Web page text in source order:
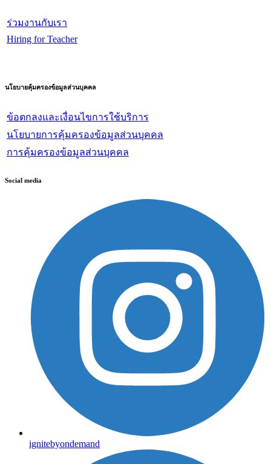
ร่วมงานกับเรา
Hiring for Teacher
นโยบายคุ้มครองข้อมูลส่วนบุคคล
ข้อตกลงและเงื่อนไขการใช้บริการ
นโยบายการคุ้มครองข้อมูลส่วนบุคคล
การคุ้มครองข้อมูลส่วนบุคคล
Social media
ignitebyondemand